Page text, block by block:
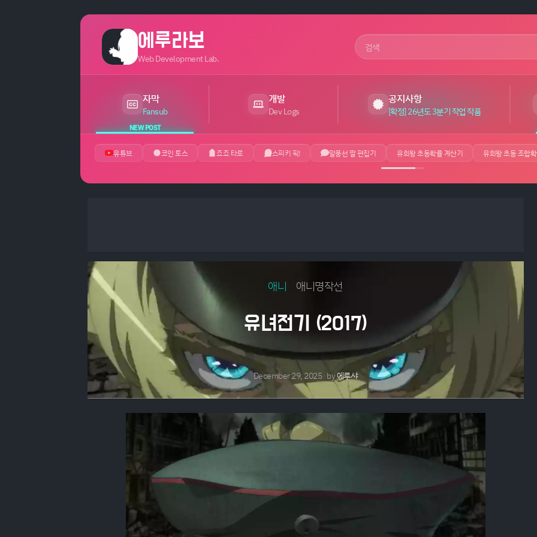
에루라보
Web Development Lab. 사이트 검색어
자막
Fansub
NEW POST
최근 24시간 내 새 게시글 있음
개발
Dev Logs
공지사항
[확정] 26년도 3분기 작업 작품
유튜브 코인 토스 죠죠 타로 스피키 픽! 말풍선 짤 편집기 유희왕 초동확률 계산기 유희왕 초동 조합
애니 애니명작선
유녀전기 (2017)
December 29, 2025 by에루샤